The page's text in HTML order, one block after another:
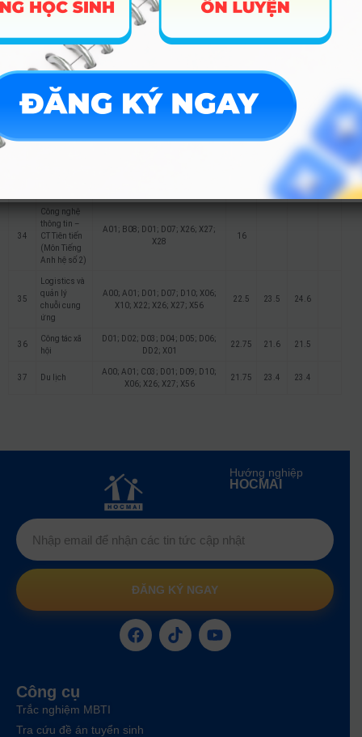
29
Khoa học
A00; A01; C01; C02; D01; D07;
X02; X06; X10; X26
19 20
máy tính –
CT Tiên tiến
Anh hệ số 2)
X28
Kỹ thuật
A00; A01; C01; C02; D01; D07;
34
Công nghệ
thông tin –
CT Tiên tiến
(Môn Tiếng
Anh hệ số 2)
A01; B08; D01; D07; X26; X27;
X28
16
35
Logistics và
quản lý
chuỗi cung
ứng
A00; A01; D01; D07; D10; X06;
X10; X22; X26; X27; X56
22.5 23.5 24.6
36
Công tác xã
hội
D01; D02; D03; D04; D05; D06;
DD2; X01
22.75 21.6 21.5
37 Du lịch
A00; A01; C03; D01; D09; D10;
X06; X26; X27; X56
21.75 23.4 23.4
Hướng nghiệp
HOCMAI
ĐĂNG KÝ NGAY
Công cụ
Trắc nghiệm MBTI
Tra cứu đề án tuyển sinh